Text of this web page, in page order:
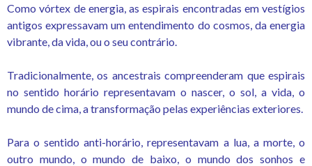
Como vórtex de energia, as espirais encontradas em vestígios
antigos expressavam um entendimento do cosmos, da energia
vibrante, da vida, ou o seu contrário.
Tradicionalmente, os ancestrais compreenderam que espirais
no sentido horário representavam o nascer, o sol, a vida, o
mundo de cima, a transformação pelas experiências exteriores.
Para o sentido anti-horário, representavam a lua, a morte, o
outro mundo, o mundo de baixo, o mundo dos sonhos e